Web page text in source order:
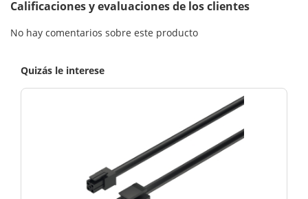
Calificaciones y evaluaciones de los clientes
No hay comentarios sobre este producto
Quizás le interese